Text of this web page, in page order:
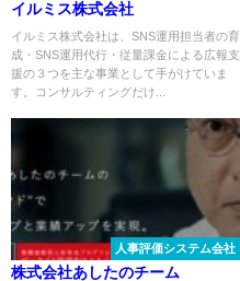
イルミス株式会社
イルミス株式会社は、SNS運用担当者の育
成・SNS運用代行・従量課金による広報支
援の３つを主な事業として手がけていま
す。コンサルティングだけ...
人事評価システム会社
株式会社あしたのチーム